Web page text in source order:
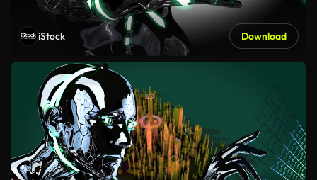
iStock Download